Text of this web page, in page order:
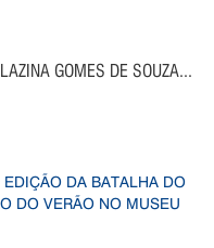
GOMES DE SOUZA...